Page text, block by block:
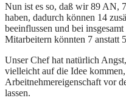
Nun ist es so, daß wir 89 AN,
haben, dadurch können 14
beeinflussen und bei
Mitarbeitern könnten 7 anstatt
Unser Chef hat natürlich
vielleicht auf die Idee
Arbeitnehmereigenschaft vor
lassen.